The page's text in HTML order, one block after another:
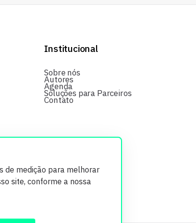
de medição para melhorar
site, conforme a nossa
Institucional
Sobre nós
Autores
Agenda
Soluções para Parceiros
Contato